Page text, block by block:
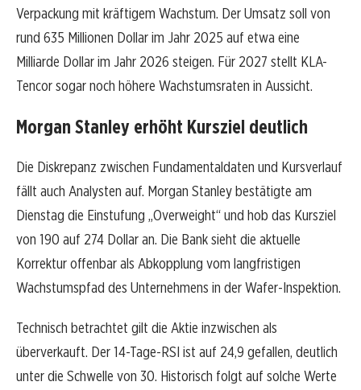
Verpackung mit kräftigem Wachstum. Der Umsatz soll von
rund 635 Millionen Dollar im Jahr 2025 auf etwa eine
Milliarde Dollar im Jahr 2026 steigen. Für 2027 stellt KLA-
Tencor sogar noch höhere Wachstumsraten in Aussicht.
Morgan Stanley erhöht Kursziel deutlich
Die Diskrepanz zwischen Fundamentaldaten und Kursverlauf
fällt auch Analysten auf. Morgan Stanley bestätigte am
Dienstag die Einstufung „Overweight“ und hob das Kursziel
von 190 auf 274 Dollar an. Die Bank sieht die aktuelle
Korrektur offenbar als Abkopplung vom langfristigen
Wachstumspfad des Unternehmens in der Wafer-Inspektion.
Technisch betrachtet gilt die Aktie inzwischen als
überverkauft. Der 14-Tage-RSI ist auf 24,9 gefallen, deutlich
unter die Schwelle von 30. Historisch folgt auf solche Werte